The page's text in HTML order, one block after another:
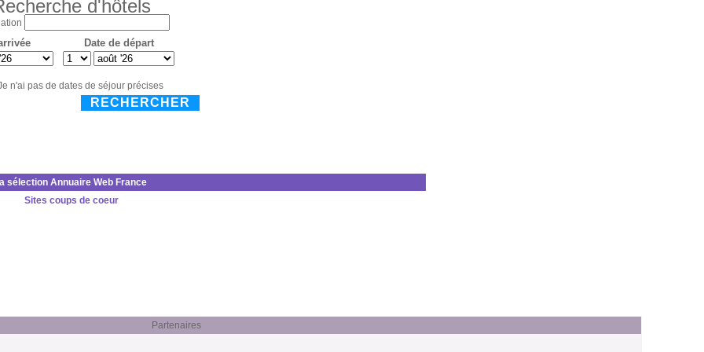
d'hôtels
Date de départ
n'ai pas de dates de séjour précises
RECHERCHER
la sélection Annuaire Web France
Sites coups de coeur
Partenaires